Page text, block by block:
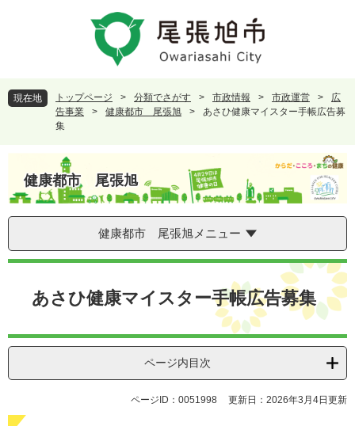
頭
で
飛
ば
現在地 トップページ > 分類でさがす > 市政情報 > 市政運営 >
広
告事業
> 健康都市 尾張旭 >
あさひ健康マイスター手帳広告募
集
健康都市 尾張旭
健康都市 尾張旭メニュー
本
あさひ健康マイスター手帳広告募集
ページ内目次
ページID：0051998 更新日：2026年3月4日更新